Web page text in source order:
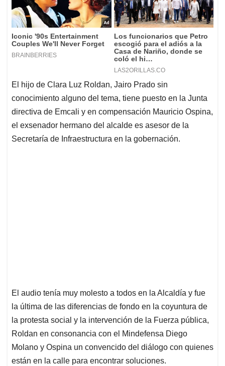
El hijo de Clara Luz Roldan, Jairo Prado sin
conocimiento alguno del tema, tiene puesto en la Junta
directiva de Emcali y en compensación Mauricio Ospina,
el exsenador hermano del alcalde es asesor de la
Secretaría de Infraestructura en la gobernación.
El audio tenía muy molesto a todos en la Alcaldía y fue
la última de las diferencias de fondo en la coyuntura de
la protesta social y la intervención de la Fuerza pública,
Roldan en consonancia con el Mindefensa Diego
Molano y Ospina un convencido del diálogo con quienes
están en la calle para encontrar soluciones.